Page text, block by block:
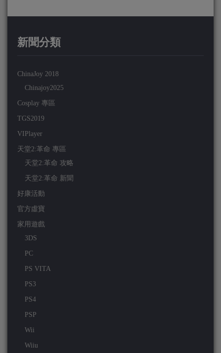
新聞分類
ChinaJoy 2018
Chinajoy2025
Cosplay 專區
TGS2019
VIPlayer
天堂2:革命 專區
天堂2:革命 攻略
天堂2:革命 新聞
好康活動
官方虛寶
家用遊戲
3DS
PC
PS VITA
PS3
PS4
PSP
Wii
Wiiu